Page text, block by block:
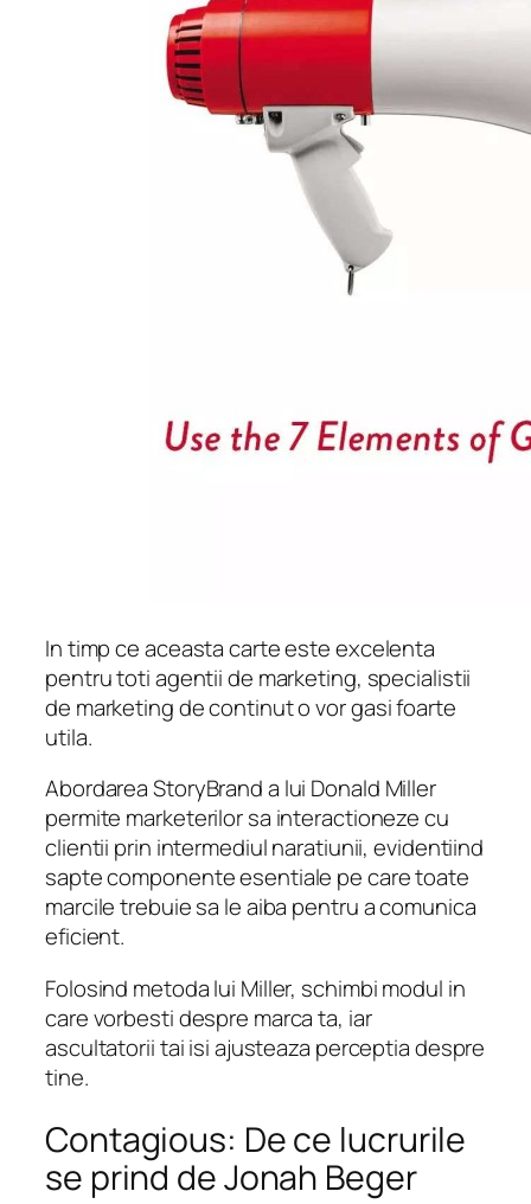
In timp ce aceasta carte este excelenta
pentru toti agentii de marketing, specialistii
de marketing de continut o vor gasi foarte
utila.
Abordarea StoryBrand a lui Donald Miller
permite marketerilor sa interactioneze cu
clientii prin intermediul naratiunii, evidentiind
sapte componente esentiale pe care toate
marcile trebuie sa le aiba pentru a comunica
eficient.
Folosind metoda lui Miller, schimbi modul in
care vorbesti despre marca ta, iar
ascultatorii tai isi ajusteaza perceptia despre
tine.
Contagious: De ce lucrurile
se prind de Jonah Beger